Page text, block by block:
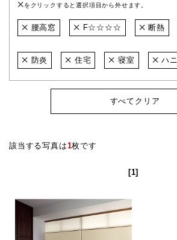
をクリックすると選択項目から外せます。
腰高窓 F☆☆☆☆ 断熱
防炎 住宅 寝室 ハ
すべてクリア
該当する写真は1枚です
[1]